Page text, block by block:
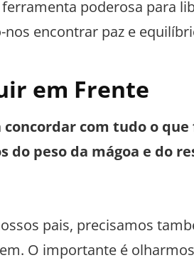
poderosa para
encontrar paz e
em Frente
com tudo o
do peso da mágoa e do
pais, precisamos
O importante é